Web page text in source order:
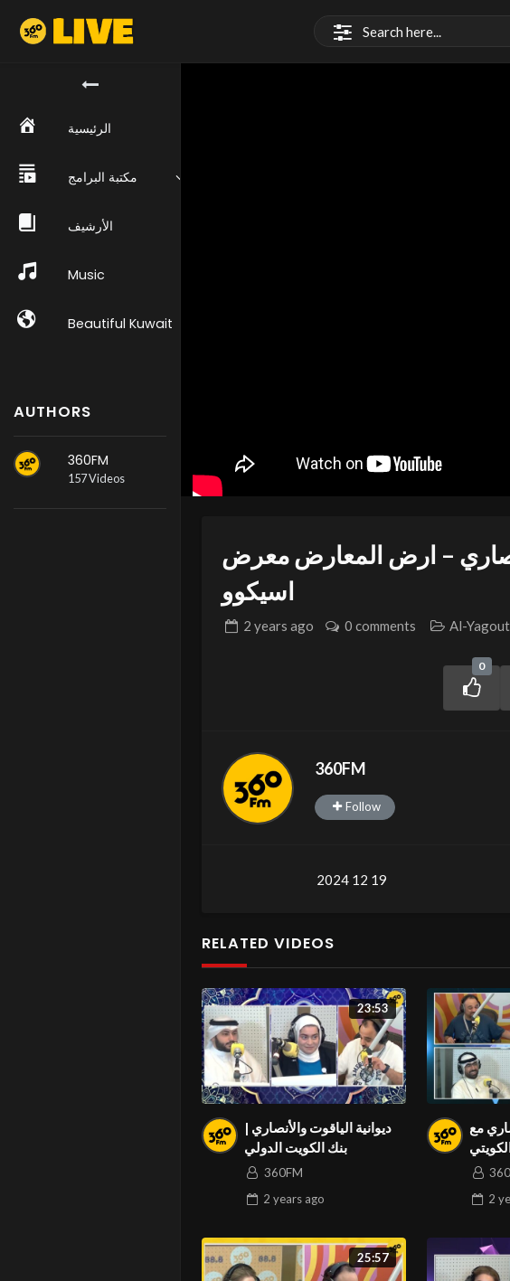
الرئيسية
مكتبة البرامج
الأرشيف
Music
Beautiful Kuwait
AUTHORS
360FM
157 Videos
– ارض المعارض معرض
اسيكوو
2 years ago 0 comments Al-
0
360FM
Follow
2024 12 19
RELATED VIDEOS
23:53
ديوانية الياقوت والأنصاري |
بنك الكويت الدولي
360FM
2 years ago
مع
2
25:57